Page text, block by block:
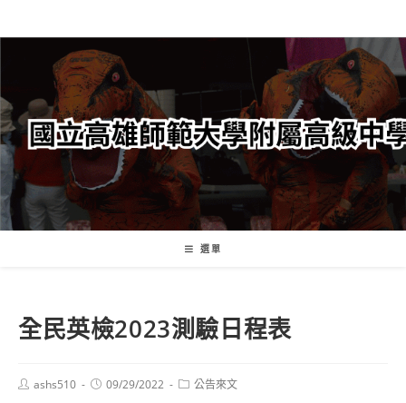
轉
要
內
容
選單
全民英檢2023測驗日程表
Postashs510
Post09/29/2022
Post公告來文